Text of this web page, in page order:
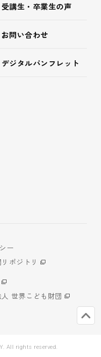
受講生・卒業生の声
お問い合わせ
デジタルパンフレット
ー
ポジトリ
世界こども財団
All rights reserved.